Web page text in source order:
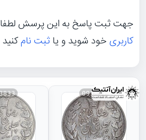
جهت ثبت پاسخ به این پرسش لطفا
کاربریخود شوید و یاثبت نامکنید
093834